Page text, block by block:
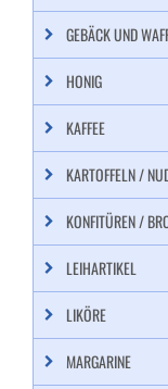
GEBÄCK UND
HONIG
KAFFEE
KARTOFFELN /
KONFITÜREN /
LEIHARTIKEL
LIKÖRE
MARGARINE